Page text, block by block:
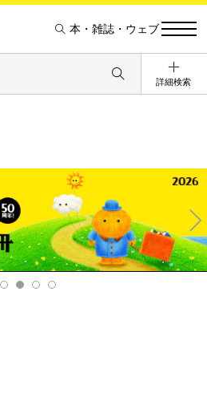
本・雑誌・ウェブ
詳細検索
Ne
xt